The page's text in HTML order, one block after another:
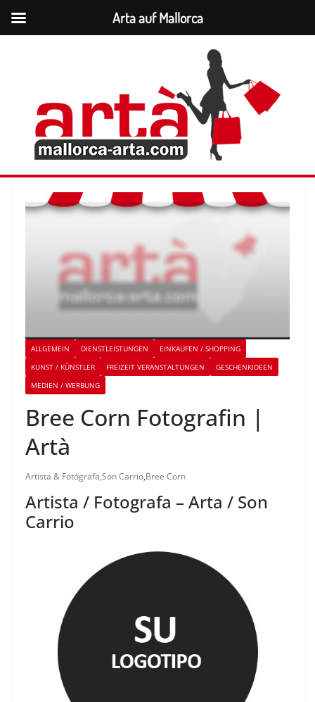
ALLGEMEIN DIENSTLEISTUNGEN
EINKAUFEN / SHOPPING
KUNST / KÜNSTLER
FREIZEIT VERANSTALTUNGEN
GESCHENKIDEEN
MEDIEN / WERBUNG
Bree Corn Fotografin |
Artà
Artista & Fotógrafa,Son Carrio,Bree Corn
Artista / Fotografa – Arta / Son
Carrio
Arta auf Mallorca